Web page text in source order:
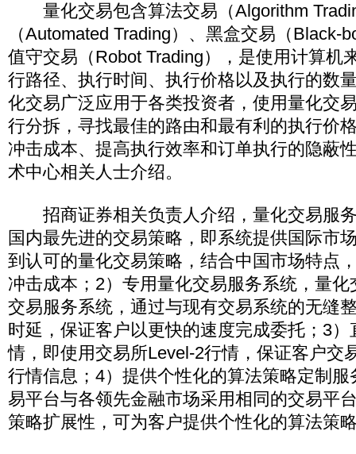
量化交易包含算法交易（Algorithm
（Automated Trading）、黑盒交易（Black-
值守交易（Robot Trading），是使用计算机
行路径、执行时间、执行价格以及执行的数
化交易广泛应用于各类投资者，使用量化交
行分拆，寻找最佳的路由和最有利的执行价
冲击成本、提高执行效率和订单执行的隐蔽
术中心相关人士介绍。
招商证券相关负责人介绍，量化交易服
国内最先进的交易策略，即系统提供国际市
到认可的量化交易策略，结合中国市场特点
冲击成本；2）专用量化交易服务系统，量
交易服务系统，通过与现有交易系统的无缝
时延，保证客户以更快的速度完成委托；3
情，即使用交易所Level-2行情，保证客户交
行情信息；4）提供个性化的算法策略定制
易平台与各领先金融市场采用相同的交易平
策略扩展性，可为客户提供个性化的算法策